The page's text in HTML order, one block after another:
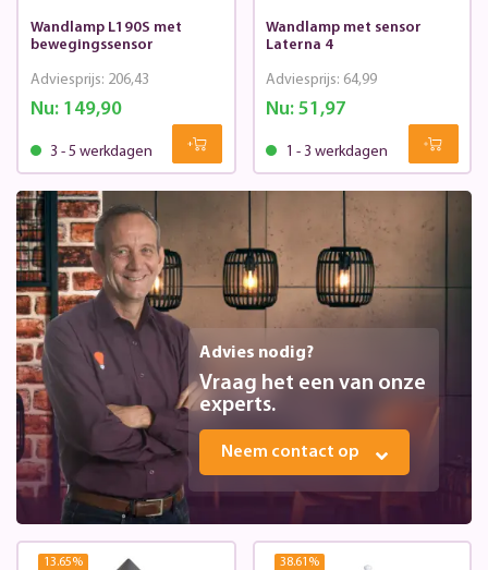
Wandlamp L190S met
bewegingssensor
Nu:149,90
Adviesprijs: 206,43
3 - 5 werkdagen
Wandlamp met sensor
Laterna 4
Nu: 51,97
Adviesprijs: 64,99
1 - 3 werkdagen
Advies nodig?
Vraag het een van onze
experts.
Neem contact op
13.65% 38.61 %